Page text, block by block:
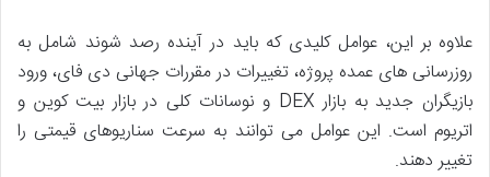
علاوه بر این، عوامل کلیدی که باید در آینده رصد شوند شامل به
روزرسانی های عمده پروژه، تغییرات در مقررات جهانی دی فای، ورود
بازیگران جدید به بازار DEX و نوسانات کلی در بازار بیت کوین و
اتریوم است. این عوامل می توانند به سرعت سناریوهای قیمتی را
تغییر دهند.